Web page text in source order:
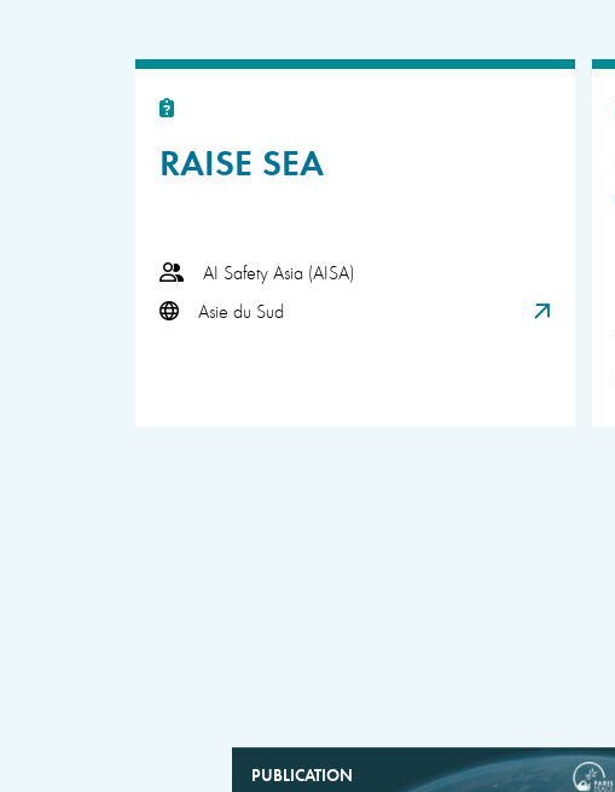
RAISE SEA
AI Safety Asia (AISA)
Asie du Sud
PUBLICATION